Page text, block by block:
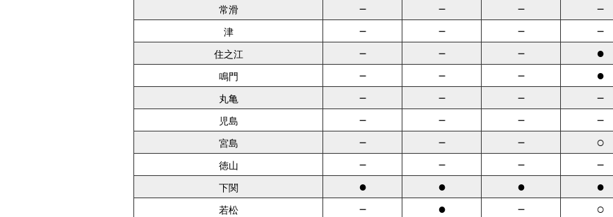
常滑 － － － －
津 － － － －
住之江 － － － ●
鳴門 － － － ●
丸亀 － － － －
児島 － － － －
宮島 － － － ○
徳山 － － － －
下関 ● ● ● ●
若松 － ● － ○